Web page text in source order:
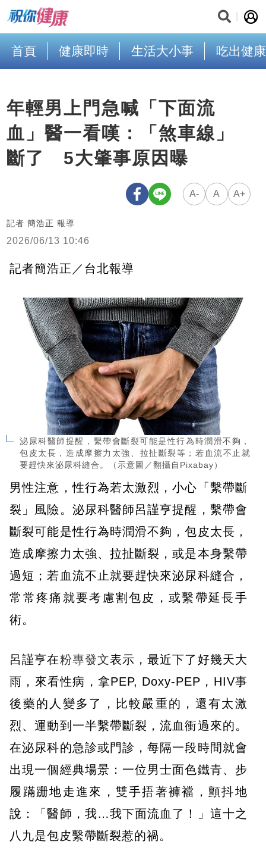
首頁 健康即時 生活大小事 吃出健康
年輕男上門急喊「下面流
血」醫一看嘆：「煞車線」
斷了 5大肇事原因曝
A- A A+
記者 簡浩正 報導
2026/06/13 10:46
記者簡浩正／台北報導
泌尿科醫師提醒，繫帶會斷裂可能是性行為時潤滑不夠，
包皮太長，造成摩擦力太強、拉扯斷裂等；若血流不止就
要趕快來泌尿科縫合。（示意圖／翻攝自Pixabay）
男性注意，性行為若太激烈，小心「繫帶斷
裂」風險。泌尿科醫師呂謹亨提醒，繫帶會
斷裂可能是性行為時潤滑不夠，包皮太長，
造成摩擦力太強、拉扯斷裂，或是本身繫帶
過短；若血流不止就要趕快來泌尿科縫合，
常常疼痛就要考慮割包皮，或繫帶延長手
術。
呂謹亨在粉專發文表示，最近下了好幾天大
雨，來看性病，拿PEP, Doxy-PEP，HIV事
後藥的人變多了，比較嚴重的，還有太激
烈、運動到一半繫帶斷裂，流血衝過來的。
在泌尿科的急診或門診，每隔一段時間就會
出現一個經典場景：一位男士面色鐵青、步
履蹣跚地走進來，雙手捂著褲襠，顫抖地
說：「醫師，我…我下面流血了！」這十之
八九是包皮繫帶斷裂惹的禍。